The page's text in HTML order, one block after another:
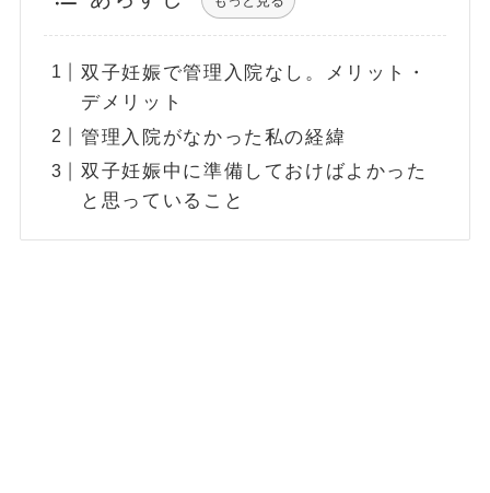
双子妊娠で管理入院なし。メリット・
デメリット
管理入院がなかった私の経緯
双子妊娠中に準備しておけばよかった
と思っていること